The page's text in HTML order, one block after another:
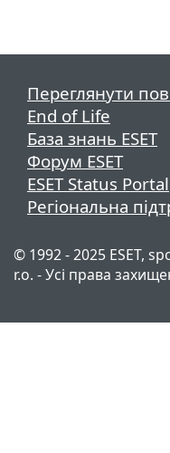
Переглянути
End of Life
База знань ESET
Форум ESET
ESET Status Portal
Регіональна
© 1992 - 2025 ESET,
r.o. - Усі права